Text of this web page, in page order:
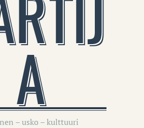
A
– usko – kulttuuri